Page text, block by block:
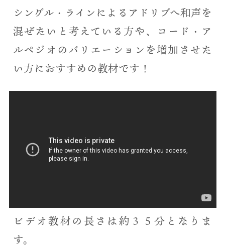
シングル・ラインによるアドリブへ和声を
混ぜたいと考えている方や、コード・ア
ルペジオのバリエーションを増加させた
い方におすすめの教材です！
ビデオ教材の長さは約３５分となりま
す。